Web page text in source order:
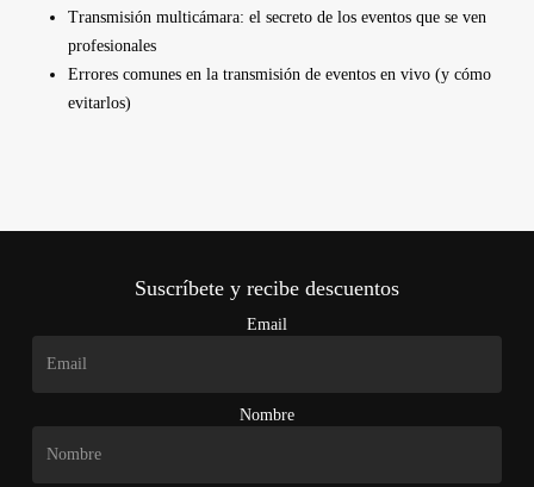
Transmisión multicámara: el secreto de los eventos que se ven
profesionales
Errores comunes en la transmisión de eventos en vivo (y cómo
evitarlos)
Suscríbete y recibe descuentos
Email
Nombre